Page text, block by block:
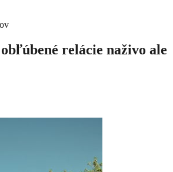
relácie naživo ale